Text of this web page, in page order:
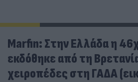
Marfin: Στην Ελλάδα η
εκδόθηκε από τη
χειροπέδες στη ΓΑΔΑ